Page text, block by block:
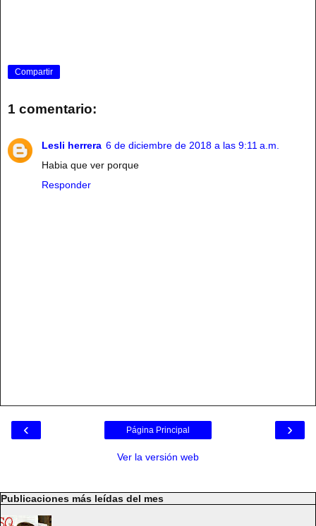
Compartir
1 comentario:
Lesli herrera 6 de diciembre de 2018 a las 9:11 a.m.
Habia que ver porque
Responder
‹ ›
Página Principal
Ver la versión web
Publicaciones más leídas del mes